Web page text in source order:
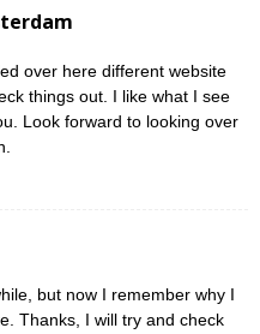
over here different website
things out. I like what I see
Look forward to looking over
but now I remember why I
Thanks, I will try and check